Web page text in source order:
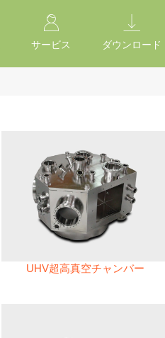
サービス ダウンロード
UHV超高真空チャンバー